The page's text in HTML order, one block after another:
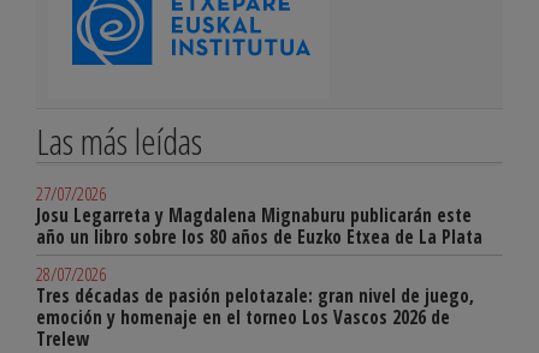
Las más leídas
27/07/2026
Josu Legarreta y Magdalena Mignaburu publicarán este
año un libro sobre los 80 años de Euzko Etxea de La Plata
28/07/2026
Tres décadas de pasión pelotazale: gran nivel de juego,
emoción y homenaje en el torneo Los Vascos 2026 de
Trelew